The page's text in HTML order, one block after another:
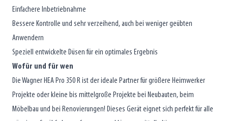
Einfachere Inbetriebnahme
Bessere Kontrolle und sehr verzeihend, auch bei weniger geübten
Anwendern
Speziell entwickelte Düsen für ein optimales Ergebnis
Wofür und für wen
Die Wagner HEA Pro 350 R ist der ideale Partner für größere Heimwerker
Projekte oder kleine bis mittelgroße Projekte bei Neubauten, beim
Möbelbau und bei Renovierungen! Dieses Gerät eignet sich perfekt für alle